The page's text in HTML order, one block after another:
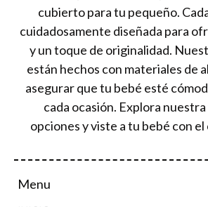
cubierto para tu pequeño.
cuidadosamente diseñada para
y un toque de originalidad.
están hechos con materiales de
asegurar que tu bebé esté
cada ocasión. Explora
opciones y viste a tu bebé con el
Menu